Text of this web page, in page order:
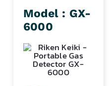
Model : GX-
6000